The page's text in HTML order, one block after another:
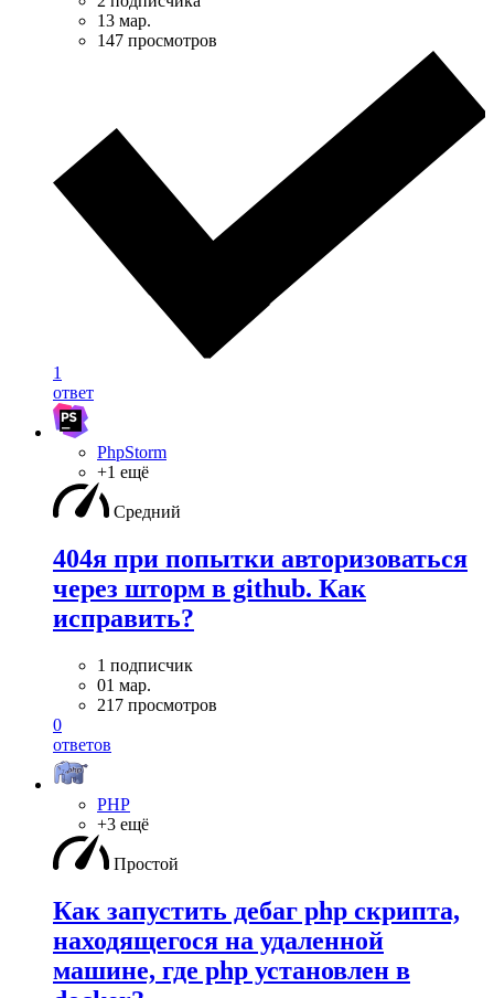
13 мар.
147 просмотров
1
ответ
PhpStorm
+1 ещё
Средний
404я при попытки авторизоваться
через шторм в github. Как
исправить?
1 подписчик
01 мар.
217 просмотров
0
ответов
PHP
+3 ещё
Простой
Как запустить дебаг php скрипта,
находящегося на удаленной
машине, где php установлен в